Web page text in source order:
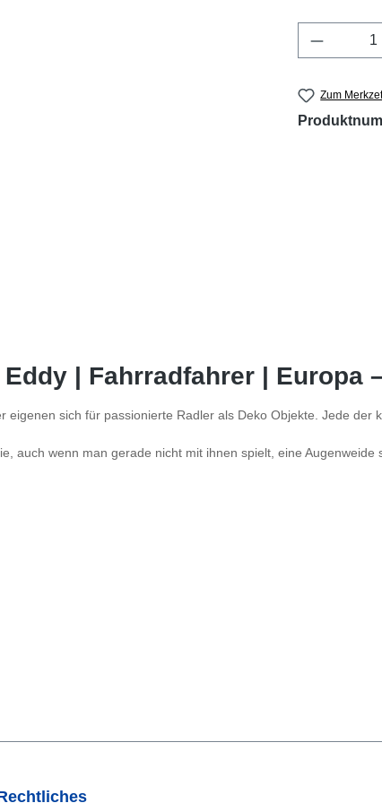
Zum
| Fahrradfahrer | Europa
eigenen sich für passionierte Radler als Deko Objekte. Jede
auch wenn man gerade nicht mit ihnen spielt, eine